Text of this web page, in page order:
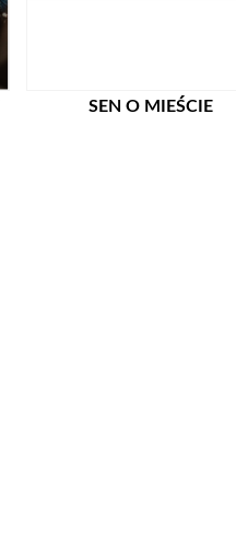
SEN O MIEŚCIE